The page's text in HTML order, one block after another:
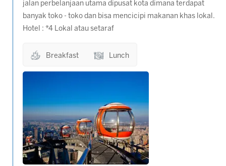
jalan perbelanjaan utama dipusat kota dimana terdapat
banyak toko - toko dan bisa mencicipi makanan khas lokal.
Hotel : *4 Lokal atau setaraf
Breakfast Lunch